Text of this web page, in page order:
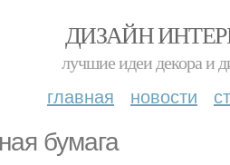
ДИЗАЙН
лучшие идеи декора и
главная новости
бумага